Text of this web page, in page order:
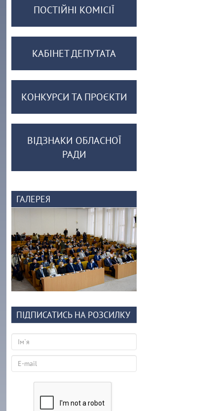
ПОСТІЙНІ КОМІСІЇ
КАБІНЕТ ДЕПУТАТА
КОНКУРСИ ТА ПРОЄКТИ
ВІДЗНАКИ ОБЛАСНОЇ
РАДИ
ГАЛЕРЕЯ
ПІДПИСАТИСЬ НА РОЗСИЛКУ